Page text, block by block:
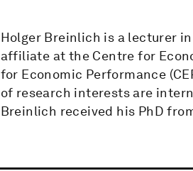
Holger Breinlich is a lecturer
affiliate at the Centre for
for Economic Performance
of research interests are
Breinlich received his PhD